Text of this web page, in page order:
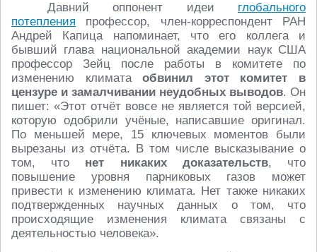
Давний оппонент идеи глобального
потепления профессор, член-корреспондент РАН
Андрей Капица напоминает, что его коллега и
бывший глава национальной академии наук США
профессор Зейц после работы в комитете по
изменению климатаобвинил этот комитет в
цензуре и замалчивании неудобных выводов. Он
пишет: «Этот отчёт вовсе не является той версией,
которую одобрили учёные, написавшие оригинал.
По меньшей мере, 15 ключевых моментов были
вырезаны из отчёта. В том числе высказывание о
том, что нет никаких доказательств, что
повышение уровня парниковых газов может
привести к изменению климата. Нет также никаких
подтвержденных научных данных о том, что
происходящие изменения климата связаны с
деятельностью человека».